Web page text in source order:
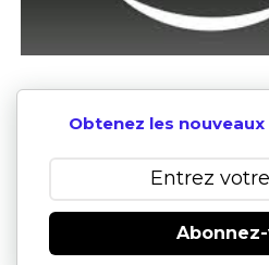
Obtenez les